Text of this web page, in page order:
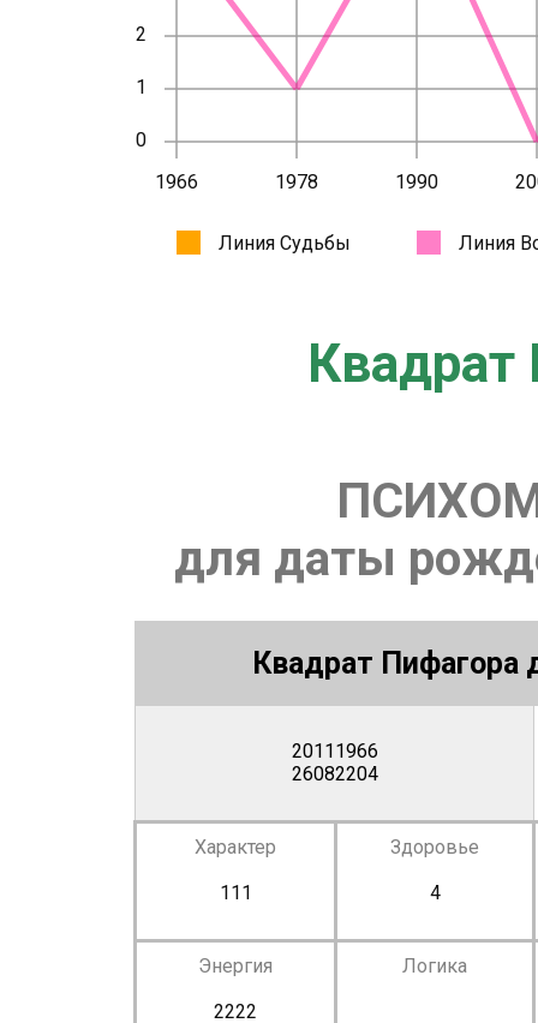
Квадрат
для даты
Квадрат Пифагора
20111966
26082204
Характер
111
Здоровье
4
Энергия
2222
Логика